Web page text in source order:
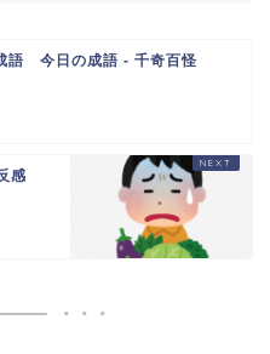
語 今日の成語 - 千奇百怪
感